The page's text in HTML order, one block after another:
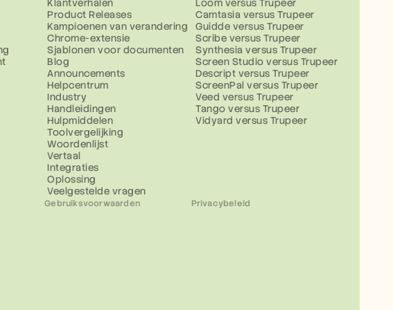
Klantverhalen
Product Releases
Kampioenen van verandering
Chrome-extensie
Sjablonen voor documenten
Blog
Announcements
Helpcentrum
Industry
Handleidingen
Hulpmiddelen
Toolvergelijking
Woordenlijst
Vertaal
Integraties
Oplossing
Veelgestelde vragen
Loom versus Trupeer
Camtasia versus Trupeer
Guidde versus Trupeer
Scribe versus Trupeer
Synthesia versus Trupeer
Screen Studio versus Trupeer
Descript versus Trupeer
ScreenPal versus Trupeer
Veed versus Trupeer
Tango versus Trupeer
Vidyard versus Trupeer
Gebruiksvoorwaarden Privacybeleid